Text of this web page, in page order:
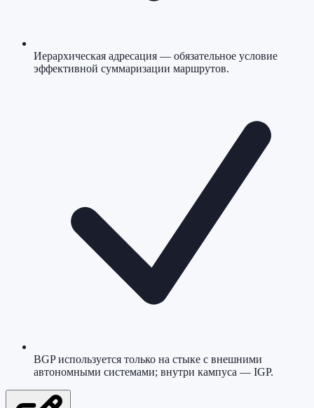
Иерархическая адресация — обязательное условие
эффективной суммаризации маршрутов.
BGP используется только на стыке с внешними
автономными системами; внутри кампуса — IGP.